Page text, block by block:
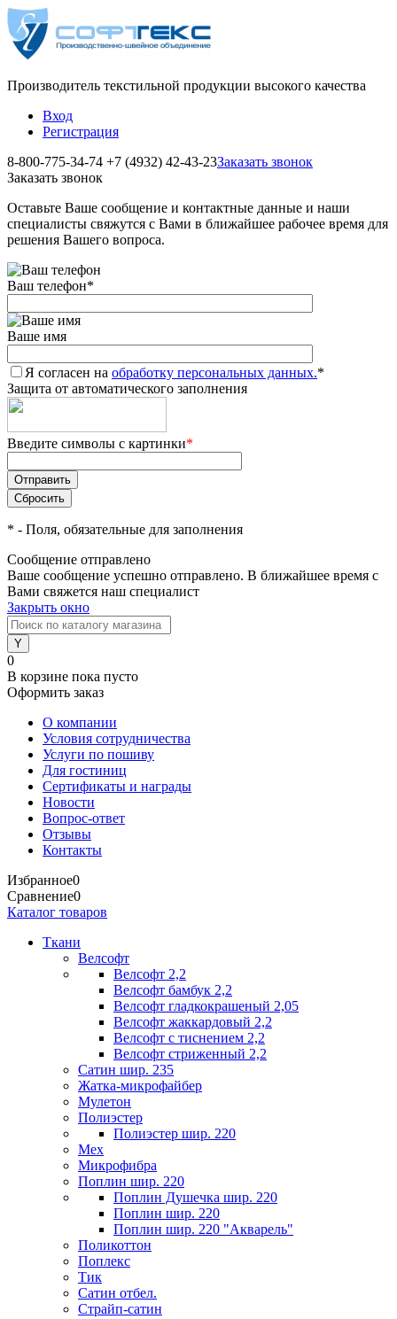
Производитель текстильной продукции высокого качества
Вход
Регистрация
8-800-775-34-74 +7 (4932) 42-43-23Заказать звонок
Заказать звонок
Оставьте Ваше сообщение и контактные данные и наши
специалисты свяжутся с Вами в ближайшее рабочее время для
решения Вашего вопроса.
Ваш телефон*
Ваше имя
Я согласен на обработку персональных данных.*
Защита от автоматического заполнения
Введите символы с картинки*
* - Поля, обязательные для заполнения
Сообщение отправлено
Ваше сообщение успешно отправлено. В ближайшее время с
Вами свяжется наш специалист
Закрыть окно
0
В корзине пока пусто
Оформить заказ
О компании
Условия сотрудничества
Услуги по пошиву
Для гостиниц
Сертификаты и награды
Новости
Вопрос-ответ
Отзывы
Контакты
Избранное0
Сравнение0
Каталог товаров
Ткани
Велсофт
Велсофт 2,2
Велсофт бамбук 2,2
Велсофт гладкокрашеный 2,05
Велсофт жаккардовый 2,2
Велсофт с тиснением 2,2
Велсофт стриженный 2,2
Сатин шир. 235
Жатка-микрофайбер
Мулетон
Полиэстер
Полиэстер шир. 220
Мех
Микрофибра
Поплин шир. 220
Поплин Душечка шир. 220
Поплин шир. 220
Поплин шир. 220 "Акварель"
Поликоттон
Поплекс
Тик
Сатин отбел.
Страйп-сатин